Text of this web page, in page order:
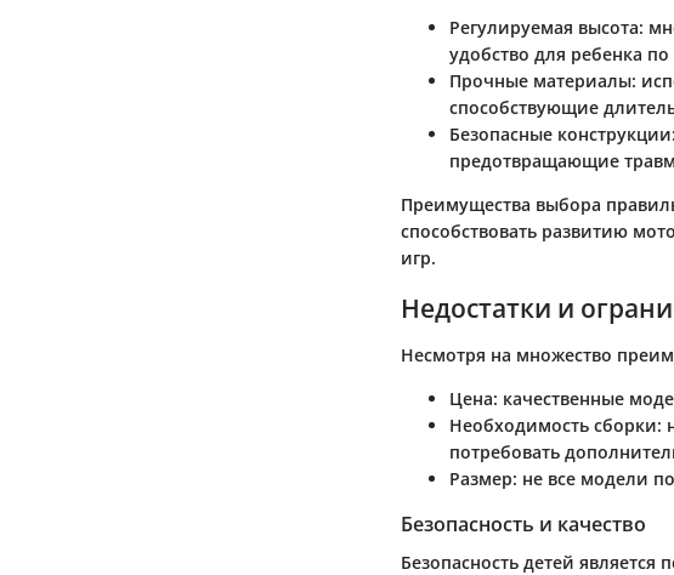
Регулируемая высота:
удобство для ребенка по
Прочные материалы:
способствующие
Безопасные конструкции
предотвращающие
Преимущества выбора
способствовать развитию
игр.
Недостатки и
Несмотря на множество
Цена: качественные
Необходимость сборки:
потребовать
Размер: не все модели
Безопасность и качество
Безопасность детей